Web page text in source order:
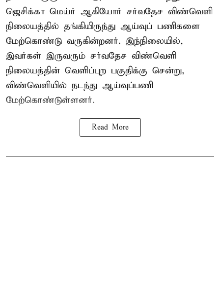
ஜெசிக்கா மெய்ர் ஆகியோர் சர்வதேச விண்வெளி
நிலையத்தில் தங்கியிருந்து ஆய்வுப் பணிகளை
மேற்கொண்டு வருகின்றனர். இந்நிலையில்,
இவர்கள் இருவரும் சர்வதேச விண்வெளி
நிலையத்தின் வெளிப்புற பகுதிக்கு சென்று,
விண்வெளியில் நடந்து ஆய்வுப்பணி
மேற்கொண்டுள்ளனர்.
Read More